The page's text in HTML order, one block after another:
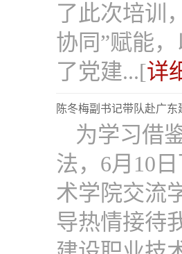
了此次培训
协同”赋能
了党建...[详
陈冬梅副书记带队赴广
为学习借
法，6月10
术学院交流
导热情接待